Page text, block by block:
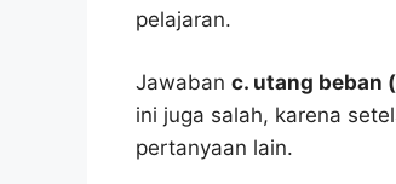
pelajaran.
Jawaban c. utang beban
ini juga salah, karena
pertanyaan lain.